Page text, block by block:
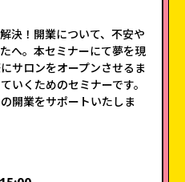
決！開業について、不安や
へ。本セミナーにて夢を現
サロンをオープンさせるま
いくためのセミナーです。
開業をサポートいたしま